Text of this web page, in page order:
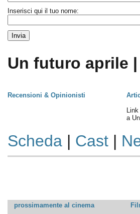
Inserisci qui il tuo nome:
Un futuro aprile
Recensioni & Opinionisti
a
Scheda| Cast|
prossimamente al cinema